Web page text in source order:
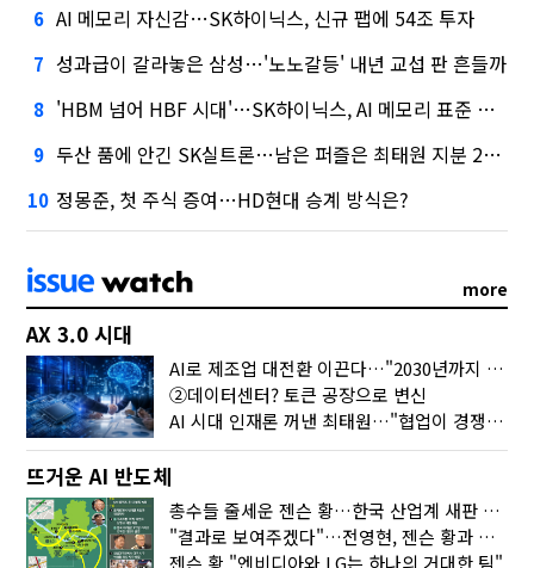
6 AI 메모리 자신감…SK하이닉스, 신규 팹에 54조 투자
7 성과급이 갈라놓은 삼성…'노노갈등' 내년 교섭 판 흔들까
8 'HBM 넘어 HBF 시대'…SK하이닉스, AI 메모리 표준 선점 나섰다
9 두산 품에 안긴 SK실트론…남은 퍼즐은 최태원 지분 29.4%
10 정몽준, 첫 주식 증여…HD현대 승계 방식은?
more
AX 3.0 시대
AI로 제조업 대전환 이끈다…"2030년까지 민관합동 20조 투자"
②데이터센터? 토큰 공장으로 변신
AI 시대 인재론 꺼낸 최태원…"협업이 경쟁력"
뜨거운 AI 반도체
총수들 줄세운 젠슨 황…한국 산업계 새판 짰다
"결과로 보여주겠다"…전영현, 젠슨 황과 HBM5 논의
젠슨 황 "엔비디아와 LG는 하나의 거대한 팀"